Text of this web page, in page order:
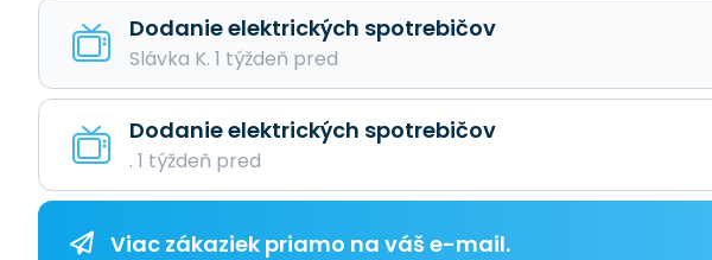
Dodanie elektrických spotrebičov
Slávka K. 1 týždeň pred
Dodanie elektrických spotrebičov
. 1 týždeň pred
Viac zákaziek priamo na váš e-mail.